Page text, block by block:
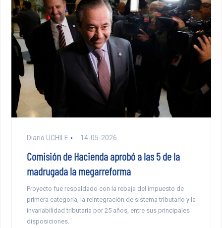
Diario UCHILE 14-05-2026
Comisión de Hacienda aprobó a las 5 de la
madrugada la megarreforma
Proyecto fue respaldado con la rebaja del impuesto de
primera categoría, la reintegración de sistema tributario y la
invariabilidad tributaria por 25 años, entre sus principales
disposiciones.